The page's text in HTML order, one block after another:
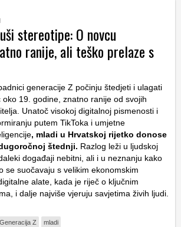
stereotipe: O novcu
ranije, ali teško prelaze s
generacije Z počinju štedjeti i ulagati
oko 19. godine, znatno ranije od svojih
Unatoč visokoj digitalnoj pismenosti i
putem TikToka i umjetne
, mladi u Hrvatskoj rijetko donose
štednji. Razlog leži u ljudskoj
događaji nebitni, ali i u neznanju kako
se suočavaju s velikim ekonomskim
alate, kada je riječ o ključnim
i dalje najviše vjeruju savjetima živih ljudi.
Generacija Z mladi